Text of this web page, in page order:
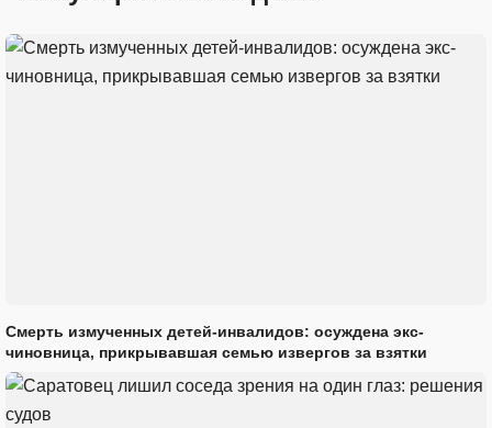
Смерть измученных детей-инвалидов: осуждена экс-
чиновница, прикрывавшая семью извергов за взятки